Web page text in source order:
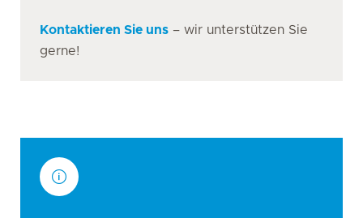
Kontaktieren Sie uns – wir unterstützen Sie
gerne!